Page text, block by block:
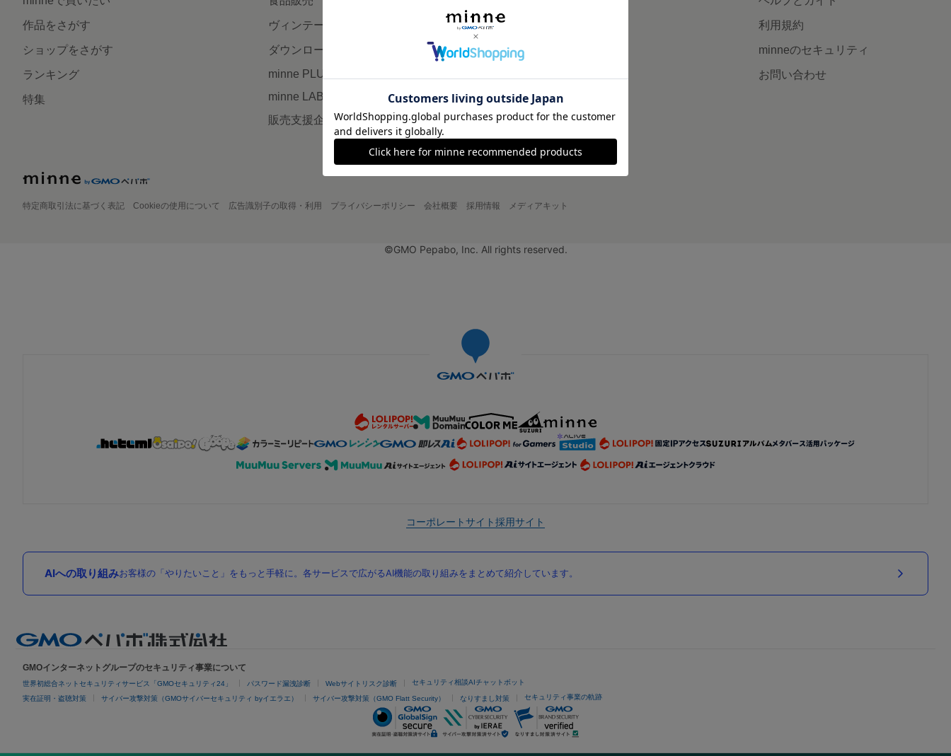
作品をさがす
ショップをさがす
ランキング
特集
ヴィンテージ販売
ダウンロード販売
minne PLUS
minne LAB
販売支援企画・イベント
minneの本
広告出稿について
利用規約
minneのセキュリティ
お問い合わせ
特定商取引法に基づく表記 Cookieの使用について 広告識別子の取得・利用 プライバシーポリシー 会社概要 採用情報 メディアキット
©GMO Pepabo, Inc. All rights reserved.
コーポレートサイト採用サイト
AIへの取り組みお客様の「やりたいこと」をもっと手軽に。各サービスで広がるAI機能の取り組みをまとめて紹介しています。
GMOインターネットグループのセキュリティ事業について
世界初総合ネットセキュリティサービス「GMOセキュリティ24」 パスワード漏洩診断 Webサイトリスク診断 セキュリティ相談AIチャットボット
実在証明・盗聴対策 サイバー攻撃対策（GMOサイバーセキュリティ byイエラエ） サイバー攻撃対策（GMO Flatt Security） なりすまし対策 セキュリティ事業の軌跡